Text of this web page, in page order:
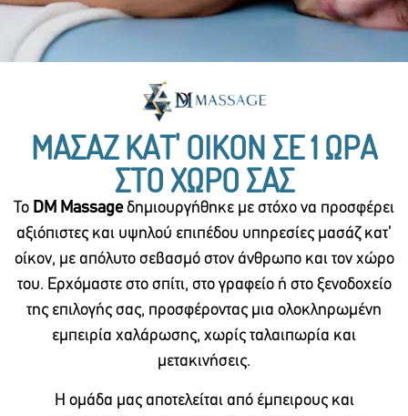
ΜΑΣΑΖ ΚΑΤ' ΟΙΚΟΝ ΣΕ 1 ΩΡΑ
ΣΤΟ ΧΩΡΟ ΣΑΣ
Το DM Massageδημιουργήθηκε με στόχο να προσφέρει
αξιόπιστες και υψηλού επιπέδου υπηρεσίες μασάζ κατ’
οίκον, με απόλυτο σεβασμό στον άνθρωπο και τον χώρο
του. Ερχόμαστε στο σπίτι, στο γραφείο ή στο ξενοδοχείο
της επιλογής σας, προσφέροντας μια ολοκληρωμένη
εμπειρία χαλάρωσης, χωρίς ταλαιπωρία και
μετακινήσεις.
Η ομάδα μας αποτελείται από έμπειρους και